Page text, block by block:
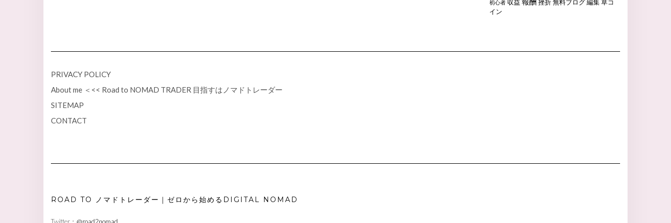
初心者 収益 挫折 無料ブログ 編集 草コ
イン
PRIVACY POLICY
About me ＜<< Road to NOMAD TRADER 目指すはノマドトレーダー
SITEMAP
CONTACT
ROAD TO ノマドトレーダー｜ゼロから始めるDIGITAL NOMAD